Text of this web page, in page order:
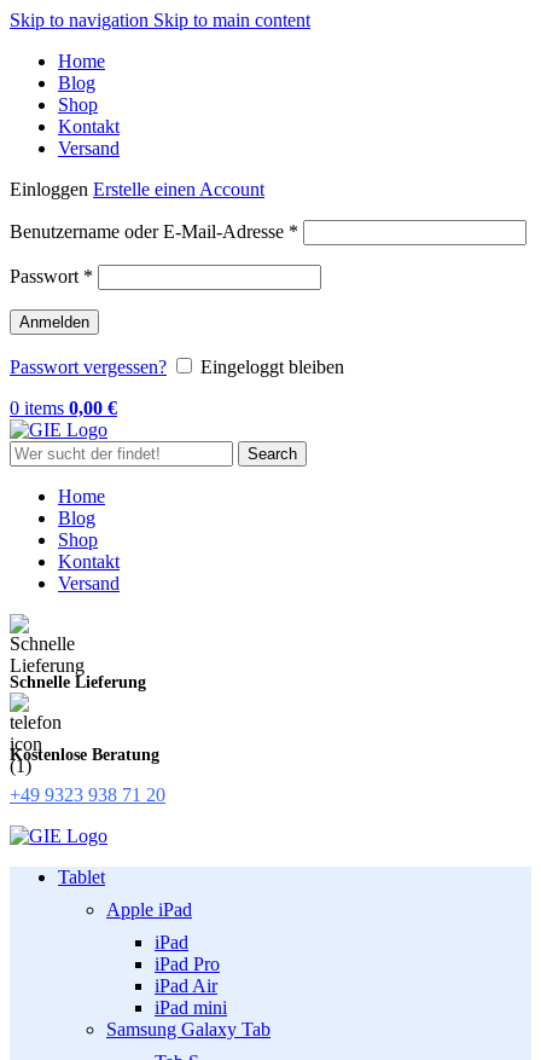
Skip to navigation Skip to main content
Home
Blog
Shop
Kontakt
Versand
Einloggen Erstelle einen Account
Benutzername oder E-Mail-Adresse *
Passwort *
Anmelden
Passwort vergessen?
Eingeloggt bleiben
0 items 0,00 €
Search
Home
Blog
Shop
Kontakt
Versand
Schnelle Lieferung
Kostenlose Beratung
+49 9323 938 71 20
Tablet
Apple iPad
iPad
iPad Pro
iPad Air
iPad mini
Samsung Galaxy Tab